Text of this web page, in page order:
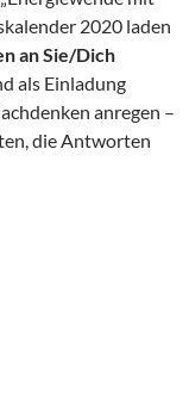
2020 laden
an Sie/Dich
als Einladung
anregen –
die Antworten